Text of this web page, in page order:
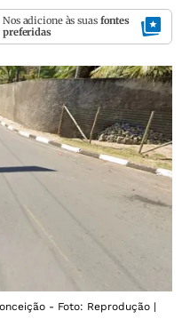
Nos adicione às suas fontes
preferidas
- Foto: Reprodução |